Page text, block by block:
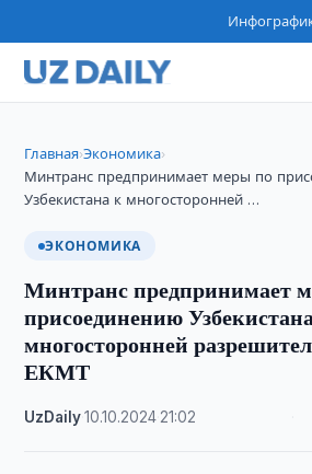
Главная›Экономика›
Минтранс предпринимает меры по
Узбекистана к многосторонней …
ЭКОНОМИКА
Минтранс предпринимает
присоединению
многосторонней
ЕКМТ
UzDaily·10.10.2024 21:02